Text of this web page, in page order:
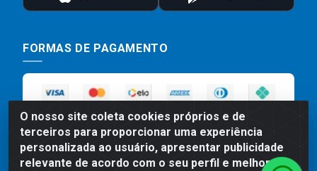
O nosso site coleta cookies próprios e de
terceiros para proporcionar uma experiência
personalizada ao usuário, apresentar publicidade
relevante de acordo com o seu perfil e melhorar a
FORMAS DE PAGAMENTO